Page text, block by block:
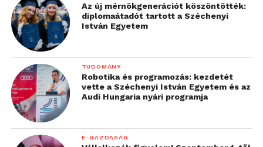
Az új mérnökgenerációt köszöntötték:
diplomaátadót tartott a Széchenyi
István Egyetem
TUDOMÁNY
Robotika és programozás: kezdetét
vette a Széchenyi István Egyetem és az
Audi Hungaria nyári programja
E-GAZDASÁG